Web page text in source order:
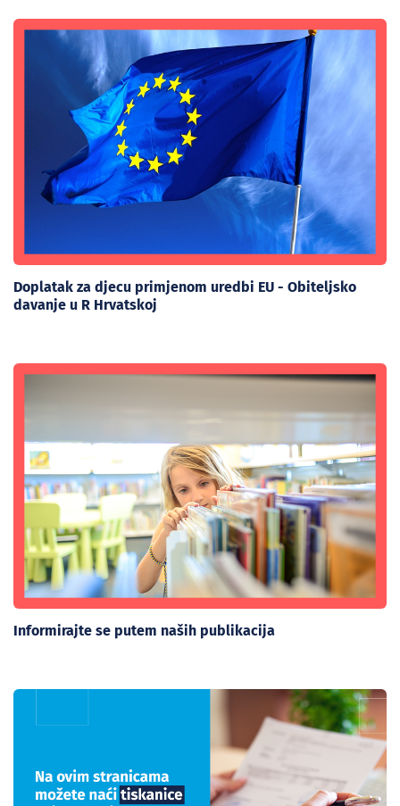
Doplatak za djecu primjenom uredbi EU - Obiteljsko
davanje u R Hrvatskoj
Informirajte se putem naših publikacija